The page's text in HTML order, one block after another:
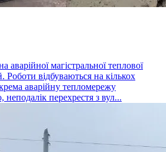
аварійної магістральної теплової
Роботи відбуваються на кількох
аварійну тепломережу
перехрестя з вул...